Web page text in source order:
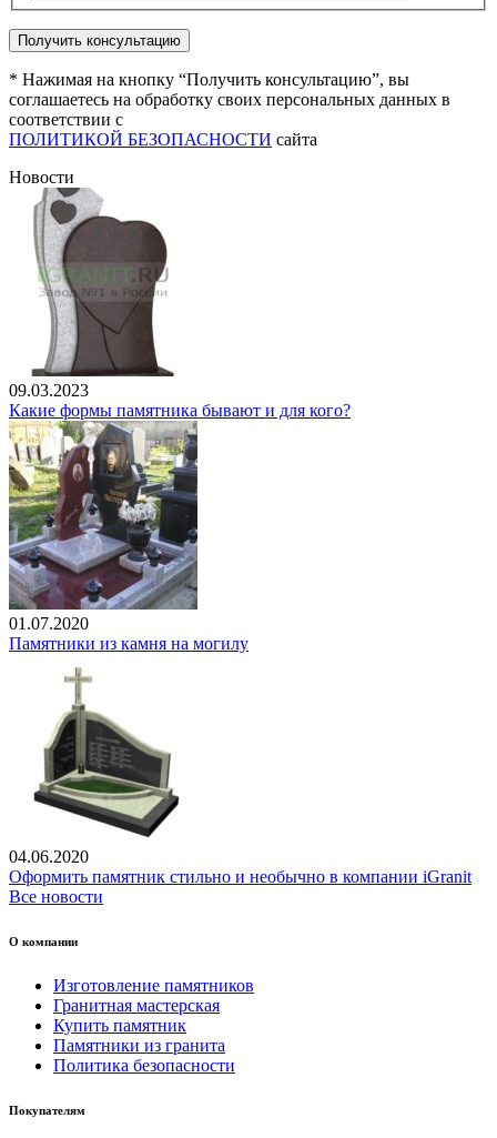
* Нажимая на кнопку “Получить консультацию”, вы
соглашаетесь на обработку своих персональных данных в
соответствии с
ПОЛИТИКОЙ БЕЗОПАСНОСТИ сайта
Новости
09.03.2023
Какие формы памятника бывают и для кого?
01.07.2020
Памятники из камня на могилу
04.06.2020
Оформить памятник стильно и необычно в компании iGranit
Все новости
О компании
Изготовление памятников
Гранитная мастерская
Купить памятник
Памятники из гранита
Политика безопасности
Покупателям